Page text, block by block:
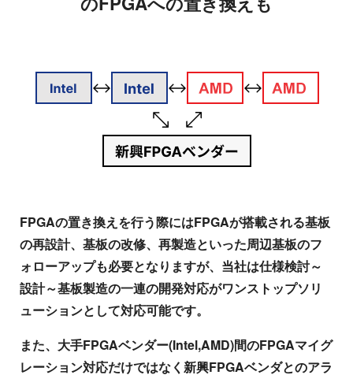
FPGAの置き換えを行う際にはFPGAが搭載される基板
の再設計、基板の改修、再製造といった周辺基板のフ
ォローアップも必要となりますが、当社は仕様検討～
設計～基板製造の一連の開発対応がワンストップソリ
ューションとして対応可能です。
また、大手FPGAベンダー(Intel,AMD)間のFPGAマイグ
レーション対応だけではなく新興FPGAベンダとのアラ